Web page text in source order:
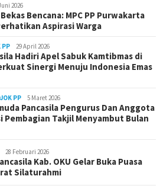
2026
Bencana: MPC PP Purwakarta
Aspirasi Warga
PP 29 April 2026
Hadiri Apel Sabuk Kamtibmas di
Sinergi Menuju Indonesia Emas
PP 5 Maret 2026
Pancasila Pengurus Dan Anggota
Pembagian Takjil Menyambut Bulan
28 Februari 2026
Kab. OKU Gelar Buka Puasa
Silaturahmi